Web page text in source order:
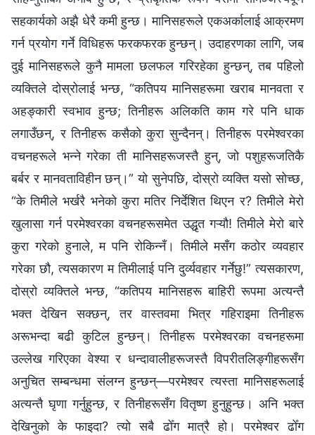
सहकार्यको अझै धेरै कमी हुन्छ। मानिसहरूले एकअर्कालाई आक्रमण
गर्न प्रयोग गर्ने विधिहरू फरकफरक हुन्छन्। उदाहरणका लागि, जब
दुई मानिसहरूले कुनै मामला छलफल गरिरहेका हुन्छन्, तब पहिलो
व्यक्तिले दोस्रोलाई भन्छ, “कतिपय मानिसहरूमा खराब मानवता र
अहङ्कारी स्वभाव हुन्छ; तिनीहरू अलिकति काम गरे पनि धाक
लगाउँछन्, र तिनीहरू कसैको कुरा सुन्दैनन्। तिनीहरू परमेश्‍वरका
वचनहरूले भन्‍ने गरेका ती मानिसहरूजस्तै हुन्, जो पशुहरूजतिकै
बर्बर र मानवताविहीन छन्।” यो सुनेपछि, दोस्रो व्यक्ति यसो सोच्छ,
“के तिमीले भर्खरै भनेको कुरा मतिर निर्देशित थिएन र? तिमीले मेरो
खुलासा गर्न परमेश्‍वरका वचनहरूसमेत उद्धृत गऱ्यौ! तिमीले मेरो बारे
कुरा गरेको हुनाले, म पनि रोकिन्नँ। तिमीले मसँग कठोर व्यवहार
गरेका छौ, त्यसकारण म तिमीलाई पनि दुर्व्यवहार गर्नेछु!” त्यसकारण,
दोस्रो व्यक्तिले भन्छ, “कतिपय मानिसहरू बाहिरी रूपमा अत्यन्तै
भक्त देखिन सक्छन्, तर वास्तवमा भित्र गहिराइमा तिनीहरू
अरूभन्दा बढी कुटिल हुन्छन्। तिनीहरू परमेश्‍वरका वचनहरूमा
उल्लेख गरिएका वेश्या र धन्दावालीहरूजस्तै विपरीतलिङ्गीहरूसँग
अनुचित सम्बन्धमा संलग्‍न हुन्छन्—परमेश्‍वर त्यस्ता मानिसहरूलाई
अत्यन्तै घृणा गर्नुहुन्छ, र तिनीहरूसँग वितृष्ण हुनुहुन्छ। अनि भक्त
देखिनुको के फाइदा? त्यो सबै ढोँग मात्रै हो। परमेश्‍वर ढोँग